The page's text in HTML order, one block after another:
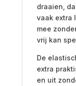
draaien,
vaak extra
mee
vrij kan
De
extra
en uit